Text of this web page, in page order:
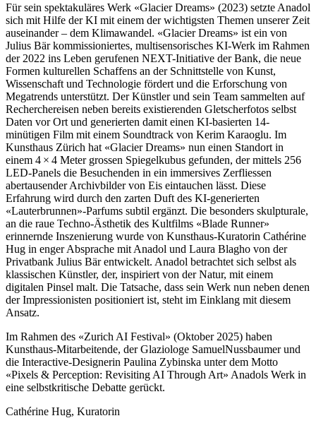
Für sein spektakuläres Werk «Glacier Dreams» (2023) setzte Anadol
sich mit Hilfe der KI mit einem der wichtigsten Themen unserer Zeit
auseinander – dem Klimawandel. «Glacier Dreams» ist ein von
Julius Bär kommissioniertes, multisensorisches KI-Werk im Rahmen
der 2022 ins Leben gerufenen NEXT-Initiative der Bank, die neue
Formen kulturellen Schaffens an der Schnittstelle von Kunst,
Wissenschaft und Technologie fördert und die Erforschung von
Megatrends unterstützt. Der Künstler und sein Team sammelten auf
Recherchereisen neben bereits existierenden Gletscherfotos selbst
Daten vor Ort und generierten damit einen KI-basierten 14-
minütigen Film mit einem Soundtrack von Kerim Karaoglu. Im
Kunsthaus Zürich hat «Glacier Dreams» nun einen Standort in
einem 4 × 4 Meter grossen Spiegelkubus gefunden, der mittels 256
LED-Panels die Besuchenden in ein immersives Zerfliessen
abertausender Archivbilder von Eis eintauchen lässt. Diese
Erfahrung wird durch den zarten Duft des KI-generierten
«Lauterbrunnen»-Parfums subtil ergänzt. Die besonders skulpturale,
an die raue Techno-Ästhetik des Kultfilms «Blade Runner»
erinnernde Inszenierung wurde von Kunsthaus-Kuratorin Cathérine
Hug in enger Absprache mit Anadol und Laura Blagho von der
Privatbank Julius Bär entwickelt. Anadol betrachtet sich selbst als
klassischen Künstler, der, inspiriert von der Natur, mit einem
digitalen Pinsel malt. Die Tatsache, dass sein Werk nun neben denen
der Impressionisten positioniert ist, steht im Einklang mit diesem
Ansatz.
Im Rahmen des «Zurich AI Festival» (Oktober 2025) haben
Kunsthaus-Mitarbeitende, der Glaziologe SamuelNussbaumer und
die Interactive-Designerin Paulina Zybinska unter dem Motto
«Pixels & Perception: Revisiting AI Through Art» Anadols Werk in
eine selbstkritische Debatte gerückt.
Cathérine Hug, Kuratorin